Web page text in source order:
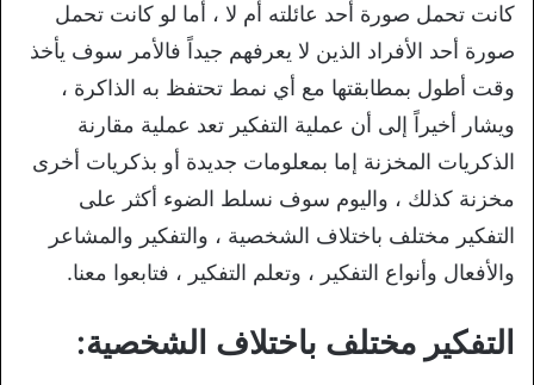
كانت تحمل صورة أحد عائلته أم لا ، أما لو كانت تحمل
صورة أحد الأفراد الذين لا يعرفهم جيداً فالأمر سوف يأخذ
وقت أطول بمطابقتها مع أي نمط تحتفظ به الذاكرة ،
ويشار أخيراً إلى أن عملية التفكير تعد عملية مقارنة
الذكريات المخزنة إما بمعلومات جديدة أو بذكريات أخرى
مخزنة كذلك ، واليوم سوف نسلط الضوء أكثر على
التفكير مختلف باختلاف الشخصية ، والتفكير والمشاعر
والأفعال وأنواع التفكير ، وتعلم التفكير ، فتابعوا معنا.
التفكير مختلف باختلاف الشخصية: